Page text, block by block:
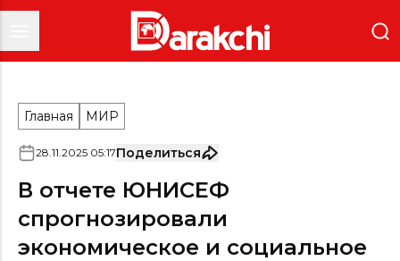
Главная МИР
28.11.2025 05:17Поделиться
В отчете ЮНИСЕФ
спрогнозировали
экономическое и социальное